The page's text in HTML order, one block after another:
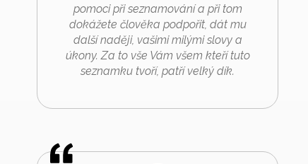
pomoci při seznamování a při tom
dokážete člověka podpořit, dát mu
další naději, vašimi milými slovy a
úkony. Za to vše Vám všem kteří tuto
seznamku tvoří, patří velký dík.